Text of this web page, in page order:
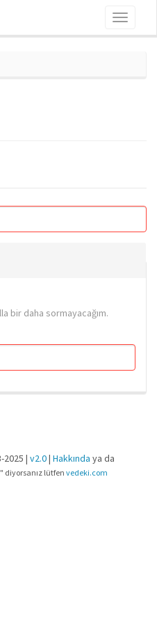
Toggle
bir daha sormayacağım.
2025 | v2.0| Hakkında ya da
diyorsanız lütfen vedeki.com